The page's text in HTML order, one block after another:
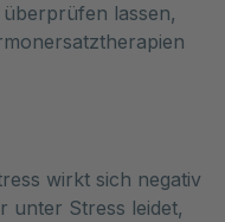
lassen,
wirkt sich negativ
unter Stress leidet,